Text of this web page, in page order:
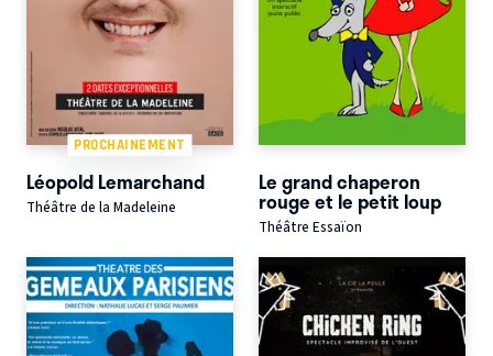
PROCHAINEMENT
Léopold Lemarchand
Théâtre de la Madeleine
Le grand chaperon
rouge et le petit loup
Théâtre Essaïon